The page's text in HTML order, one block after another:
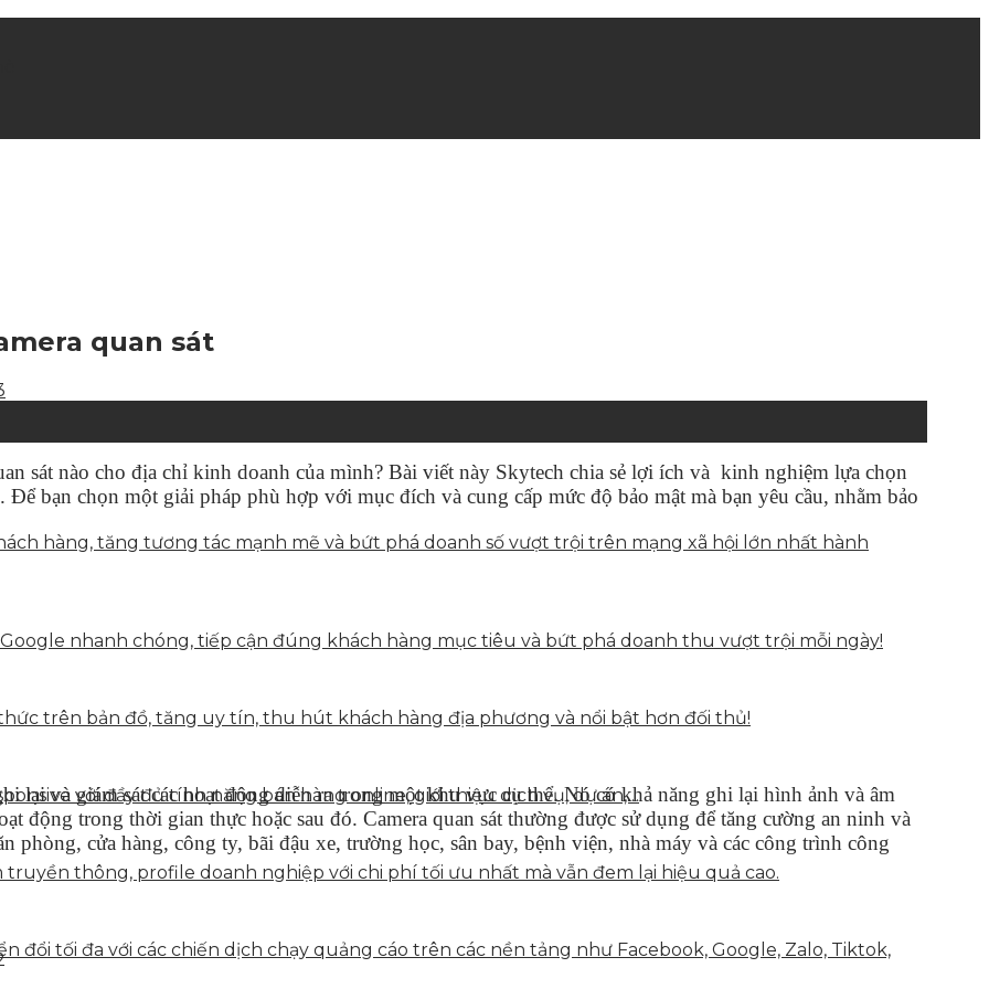
hàng, tăng tương tác mạnh mẽ và bứt phá doanh số vượt trội trên mạng xã hội lớn nhất hành
nhanh chóng, tiếp cận đúng khách hàng mục tiêu và bứt phá doanh thu vượt trội mỗi ngày!
trên bản đồ, tăng uy tín, thu hút khách hàng địa phương và nổi bật hơn đối thủ!
với đầy đủ tính năng bán hàng online, giới thiệu dịch vụ, dự án,…
thông, profile doanh nghiệp với chi phí tối ưu nhất mà vẫn đem lại hiệu quả cao.
đổi tối đa với các chiến dịch chạy quảng cáo trên các nền tảng như Facebook, Google, Zalo, Tiktok,
quan sát
sát nào cho địa chỉ kinh doanh của mình? Bài viết này Skytech chia sẻ lợi ích và kinh nghiệm lựa chọn
Để bạn chọn một giải pháp phù hợp với mục đích và cung cấp mức độ bảo mật mà bạn yêu cầu, nhằm bảo
lại và giám sát các hoạt động diễn ra trong một khu vực cụ thể. Nó có khả năng ghi lại hình ảnh và âm
động trong thời gian thực hoặc sau đó. Camera quan sát thường được sử dụng để tăng cường an ninh và
phòng, cửa hàng, công ty, bãi đậu xe, trường học, sân bay, bệnh viện, nhà máy và các công trình công